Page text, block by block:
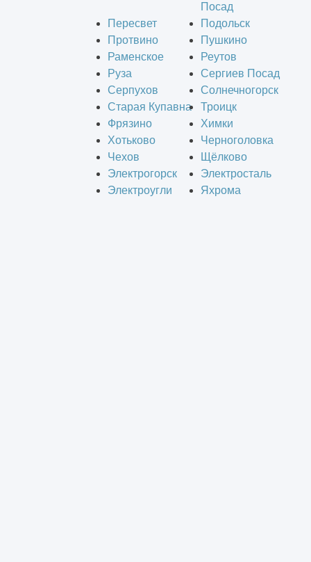
Посад
Пересвет
Подольск
Протвино
Пушкино
Раменское
Реутов
Руза
Сергиев Посад
Серпухов
Солнечногорск
Старая Купавна
Троицк
Фрязино
Химки
Хотьково
Черноголовка
Чехов
Щёлково
Электрогорск
Электросталь
Электроугли
Яхрома